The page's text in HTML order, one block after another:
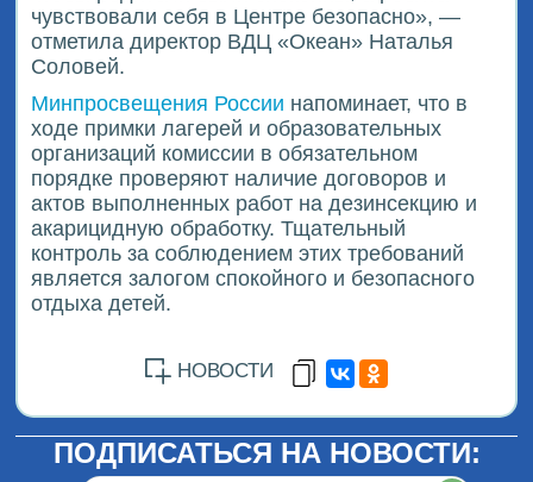
чувствовали себя в Центре безопасно», —
отметила директор ВДЦ «Океан» Наталья
Соловей.
Минпросвещения России напоминает, что в
ходе примки лагерей и образовательных
организаций комиссии в обязательном
порядке проверяют наличие договоров и
актов выполненных работ на дезинсекцию и
акарицидную обработку. Тщательный
контроль за соблюдением этих требований
является залогом спокойного и безопасного
отдыха детей.
НОВОСТИ
ПОДПИСАТЬСЯ НА НОВОСТИ: